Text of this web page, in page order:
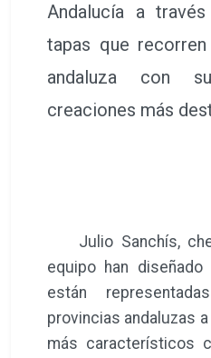
Andalucía a
tapas que
andaluza con
creaciones más
Julio Sanchís,
equipo han
están
provincias andaluzas
más característicos